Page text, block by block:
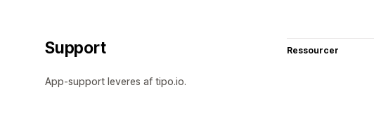
Support
App-support leveres af tipo.io.
Ressourcer